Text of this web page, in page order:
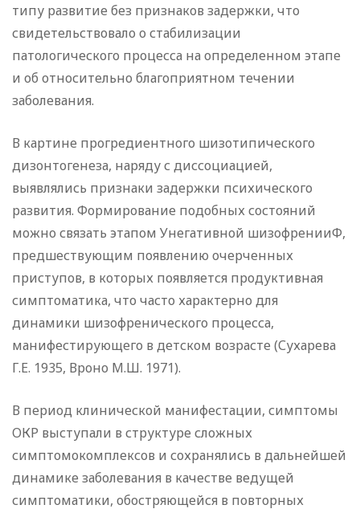
типу развитие без признаков задержки, что
свидетельствовало о стабилизации
патологического процесса на определенном этапе
и об относительно благоприятном течении
заболевания.
В картине прогредиентного шизотипического
дизонтогенеза, наряду с диссоциацией,
выявлялись признаки задержки психического
развития. Формирование подобных состояний
можно связать этапом Унегативной шизофренииФ,
предшествующим появлению очерченных
приступов, в которых появляется продуктивная
симптоматика, что часто характерно для
динамики шизофренического процесса,
манифестирующего в детском возрасте (Сухарева
Г.Е. 1935, Вроно М.Ш. 1971).
В период клинической манифестации, симптомы
ОКР выступали в структуре сложных
симптомокомплексов и сохранялись в дальнейшей
динамике заболевания в качестве ведущей
симптоматики, обостряющейся в повторных